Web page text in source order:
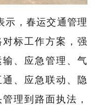
示，春运交通管理
标工作方案，强
、应急管理、气
、应急联动、隐
理到路面执法，